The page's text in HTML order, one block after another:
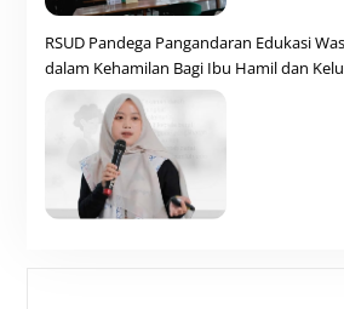
RSUD Pandega Pangandaran Edukasi
dalam Kehamilan Bagi Ibu Hamil dan